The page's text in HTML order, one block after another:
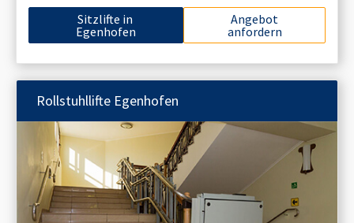
Sitzlifte in
Egenhofen
Angebot
anfordern
Rollstuhllifte Egenhofen